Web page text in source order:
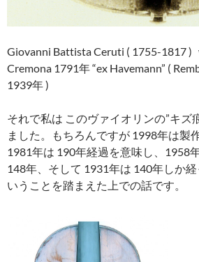
Giovanni Battista Ceruti ( 1755-1817 )
Cremona 1791年 “ex Havemann” (
1939年 )
それで私は このヴァイオリンの”キズ
ました。もちろんですが 1998年は製
1981年は 190年経過を意味し、1958
148年、そして 1931年は 140年しか
いうことを踏まえた上での話です。